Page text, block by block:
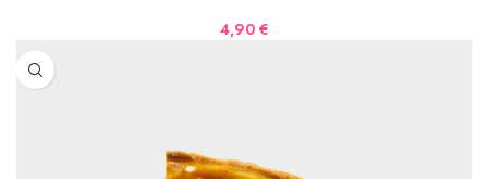
4,90 €